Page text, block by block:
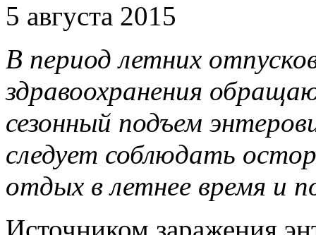
5 августа 2015
В период летних
здравоохранения
сезонный подъем
следует соблюдать
отдых в летнее время и